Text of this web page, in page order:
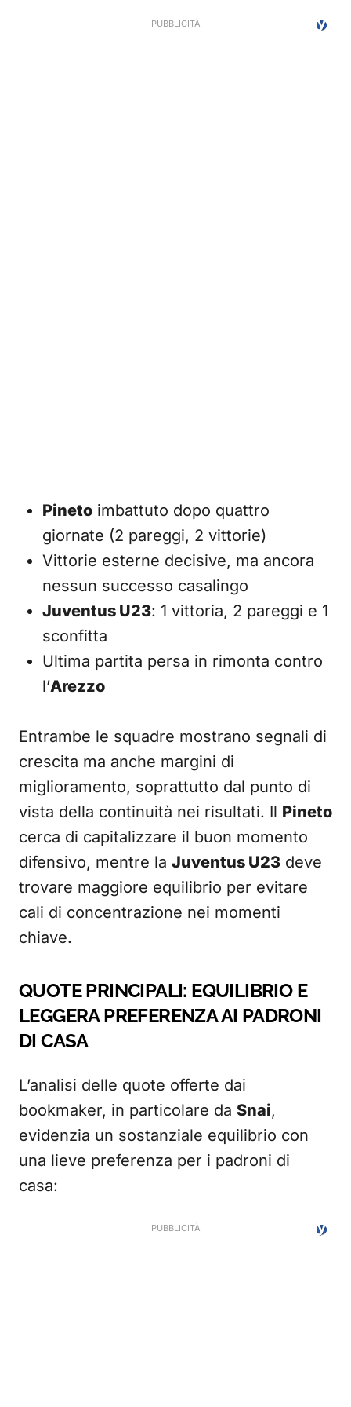
Pineto imbattuto dopo quattro
giornate (2 pareggi, 2 vittorie)
Vittorie esterne decisive, ma ancora
nessun successo casalingo
Juventus U23: 1 vittoria, 2 pareggi e 1
sconfitta
Ultima partita persa in rimonta contro
l’Arezzo
Entrambe le squadre mostrano segnali di
crescita ma anche margini di
miglioramento, soprattutto dal punto di
vista della continuità nei risultati. Il Pineto
cerca di capitalizzare il buon momento
difensivo, mentre la Juventus U23 deve
trovare maggiore equilibrio per evitare
cali di concentrazione nei momenti
chiave.
QUOTE PRINCIPALI: EQUILIBRIO E
LEGGERA PREFERENZA AI PADRONI
DI CASA
L’analisi delle quote offerte dai
bookmaker, in particolare da Snai,
evidenzia un sostanziale equilibrio con
una lieve preferenza per i padroni di
casa: